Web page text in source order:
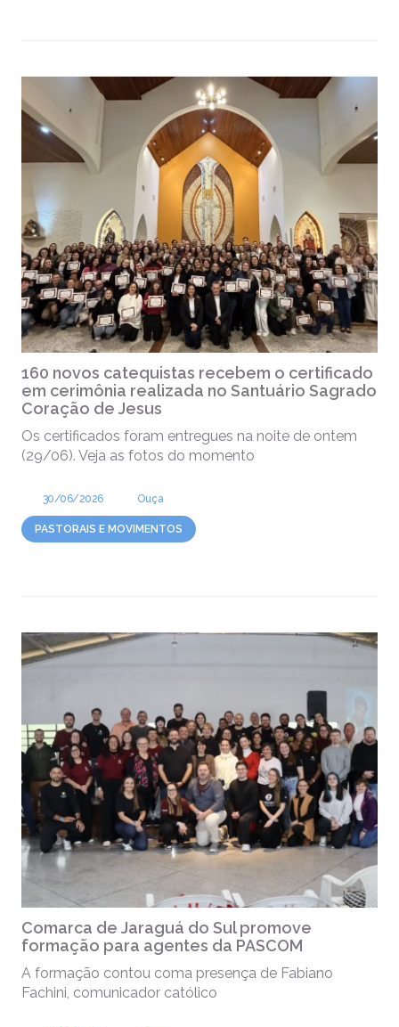
160 novos catequistas recebem o certificado
em cerimônia realizada no Santuário Sagrado
Coração de Jesus
Os certificados foram entregues na noite de ontem
(29/06). Veja as fotos do momento
30/06/2026 Ouça
PASTORAIS E MOVIMENTOS
Comarca de Jaraguá do Sul promove
formação para agentes da PASCOM
A formação contou coma presença de Fabiano
Fachini, comunicador católico